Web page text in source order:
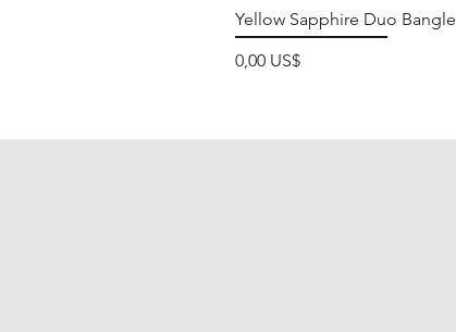
Yellow Sapphire Duo Bangle
Precio
0,00 US$